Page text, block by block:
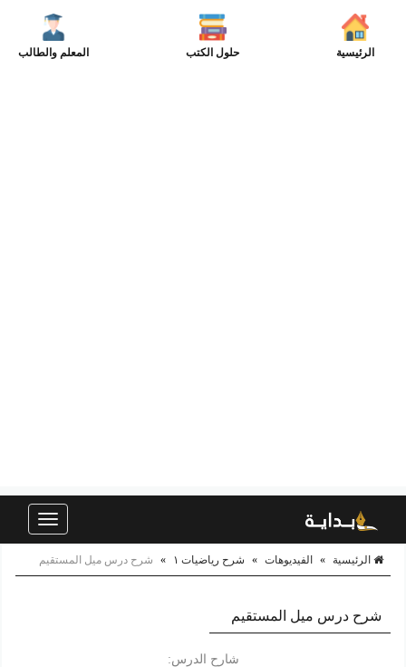
الرئيسية حلول الكتب المعلم والطالب
Toggle
الرئيسية » الفيديوهات » شرح رياضيات ١ » شرح درس ميل المستقيم
شرح درس ميل المستقيم
شارح الدرس: